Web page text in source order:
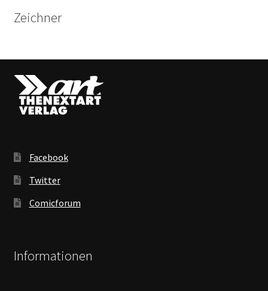
Zeichner
Facebook
Twitter
Comicforum
Informationen